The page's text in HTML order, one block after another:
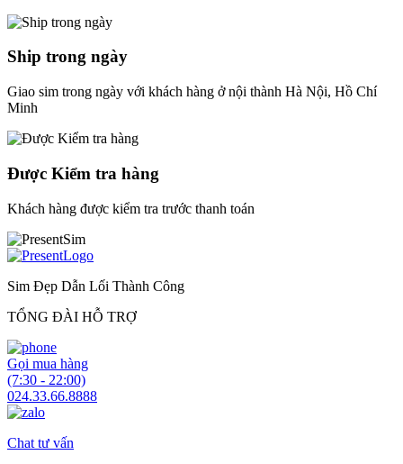
Ship trong ngày
Giao sim trong ngày với khách hàng ở nội thành Hà Nội, Hồ Chí
Minh
Được Kiểm tra hàng
Khách hàng được kiểm tra trước thanh toán
Sim Đẹp Dẫn Lối Thành Công
TỔNG ĐÀI HỖ TRỢ
Gọi mua hàng
(7:30 - 22:00)
024.33.66.8888
Chat tư vấn